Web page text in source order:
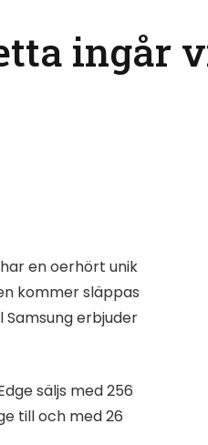
ingår
en oerhört unik
kommer släppas
erbjuder
säljs med 256
till och med 26